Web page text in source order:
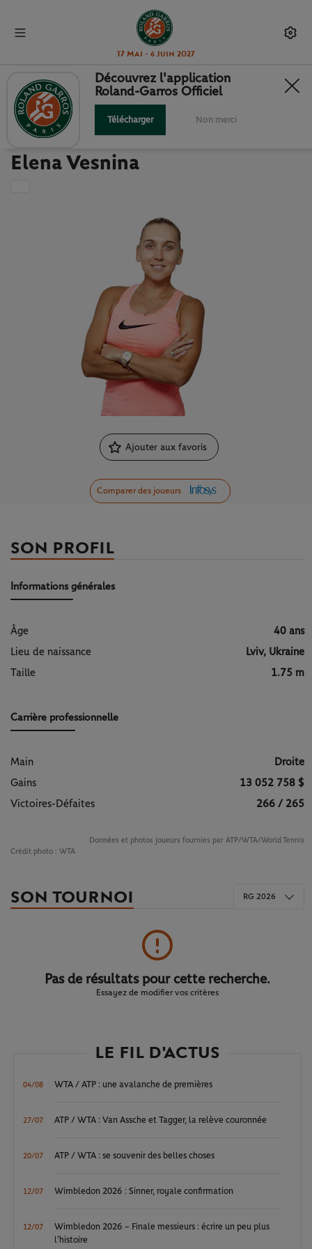
17 Mai - 6 Juin 2027
Retour à la liste des joueuses et joueurs
ELENA VESNINA : FICHE JOUEUSE
Elena Vesnina
Ajouter aux favoris
Comparer des joueurs
SON PROFIL
Informations générales
Âge
40 ans
Lieu de naissance
Lviv, Ukraine
Taille
1.75 m
Carrière professionnelle
Main
Droite
Gains
13 052 758 $
Victoires-Défaites
266 / 265
Données et photos joueurs fournies par ATP/WTA/World Tennis
Crédit photo : WTA
SON TOURNOI RG 2026
Pas de résultats pour cette recherche.
Essayez de modifier vos critères
LE FIL D'ACTUS
04/08 WTA / ATP : une avalanche de premières
27/07 ATP / WTA : Van Assche et Tagger, la relève couronnée
20/07 ATP / WTA : se souvenir des belles choses
12/07 Wimbledon 2026 : Sinner, royale confirmation
12/07
Wimbledon 2026 – Finale messieurs : écrire un peu plus
l’histoire
Découvrez l'application
Roland-Garros Officiel
Télécharger Non merci